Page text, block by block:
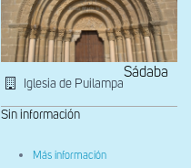
Iglesia de Puilampa
Sádaba
Sin información
Más información